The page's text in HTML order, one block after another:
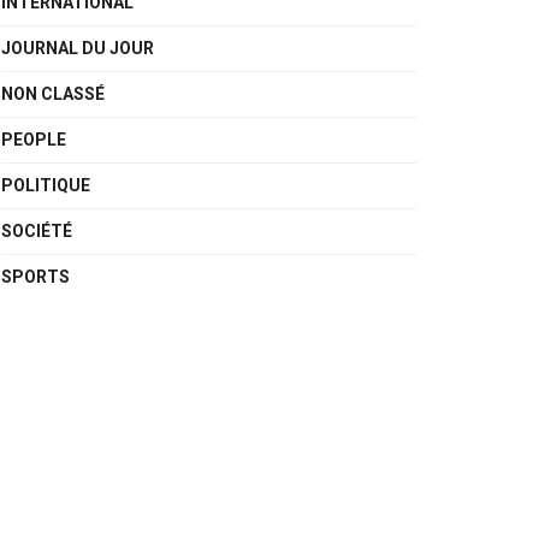
JOURNAL DU JOUR
NON CLASSÉ
PEOPLE
POLITIQUE
SOCIÉTÉ
SPORTS